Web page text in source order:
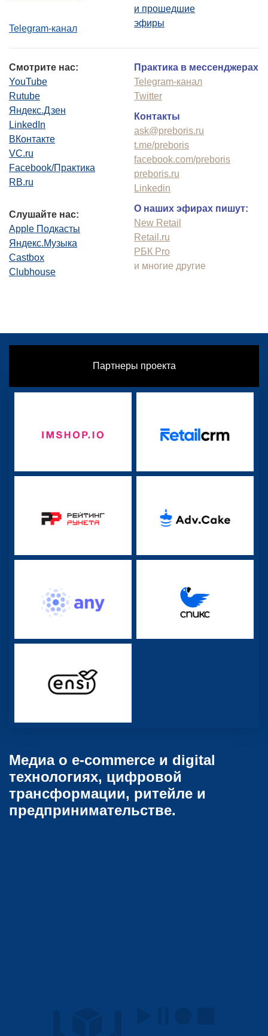
Telegram-канал
и прошедшие
эфиры
Смотрите нас:
YouTube
Rutube
Яндекс.Дзен
LinkedIn
ВКонтакте
VC.ru
Facebook/Практика
RB.ru
Слушайте нас:
Apple Подкасты
Яндекс.Музыка
Castbox
Clubhouse
Практика в мессенджерах
Telegram-канал
Twitter
Контакты
ask@preboris.ru
t.me/preboris
facebook.com/preboris
preboris.ru
Linkedin
О наших эфирах пишут:
New Retail
Retail.ru
РБК Pro
и многие другие
Партнеры проекта
Медиа о e-commerce и digital
технологиях, цифровой
трансформации, ритейле и
предпринимательстве.